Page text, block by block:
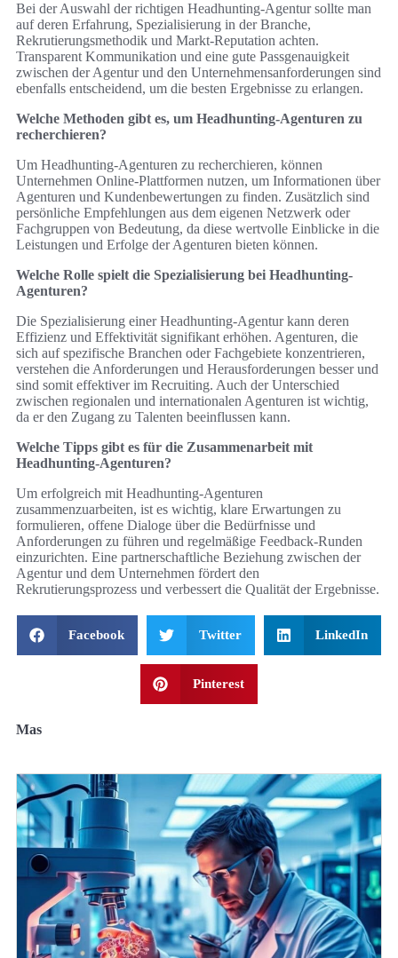
Bei der Auswahl der richtigen Headhunting-Agentur sollte man
auf deren Erfahrung, Spezialisierung in der Branche,
Rekrutierungsmethodik und Markt-Reputation achten.
Transparent Kommunikation und eine gute Passgenauigkeit
zwischen der Agentur und den Unternehmensanforderungen sind
ebenfalls entscheidend, um die besten Ergebnisse zu erlangen.
Welche Methoden gibt es, um Headhunting-Agenturen zu
recherchieren?
Um Headhunting-Agenturen zu recherchieren, können
Unternehmen Online-Plattformen nutzen, um Informationen über
Agenturen und Kundenbewertungen zu finden. Zusätzlich sind
persönliche Empfehlungen aus dem eigenen Netzwerk oder
Fachgruppen von Bedeutung, da diese wertvolle Einblicke in die
Leistungen und Erfolge der Agenturen bieten können.
Welche Rolle spielt die Spezialisierung bei Headhunting-
Agenturen?
Die Spezialisierung einer Headhunting-Agentur kann deren
Effizienz und Effektivität signifikant erhöhen. Agenturen, die
sich auf spezifische Branchen oder Fachgebiete konzentrieren,
verstehen die Anforderungen und Herausforderungen besser und
sind somit effektiver im Recruiting. Auch der Unterschied
zwischen regionalen und internationalen Agenturen ist wichtig,
da er den Zugang zu Talenten beeinflussen kann.
Welche Tipps gibt es für die Zusammenarbeit mit
Headhunting-Agenturen?
Um erfolgreich mit Headhunting-Agenturen
zusammenzuarbeiten, ist es wichtig, klare Erwartungen zu
formulieren, offene Dialoge über die Bedürfnisse und
Anforderungen zu führen und regelmäßige Feedback-Runden
einzurichten. Eine partnerschaftliche Beziehung zwischen der
Agentur und dem Unternehmen fördert den
Rekrutierungsprozess und verbessert die Qualität der Ergebnisse.
Facebook Twitter LinkedIn
Pinterest
Mas